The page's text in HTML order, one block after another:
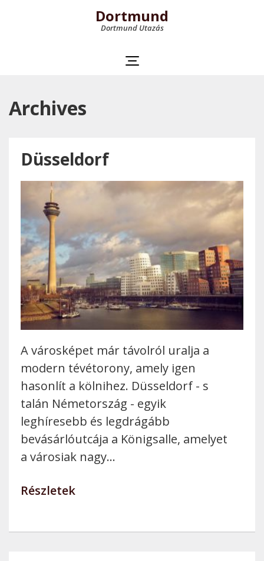
Dortmund
Dortmund Utazás
Archives
Düsseldorf
A városképet már távolról uralja a
modern tévétorony, amely igen
hasonlít a kölnihez. Düsseldorf - s
talán Németország - egyik
leghíresebb és legdrágább
bevásárlóutcája a Königsalle, amelyet
a városiak nagy…
Részletek